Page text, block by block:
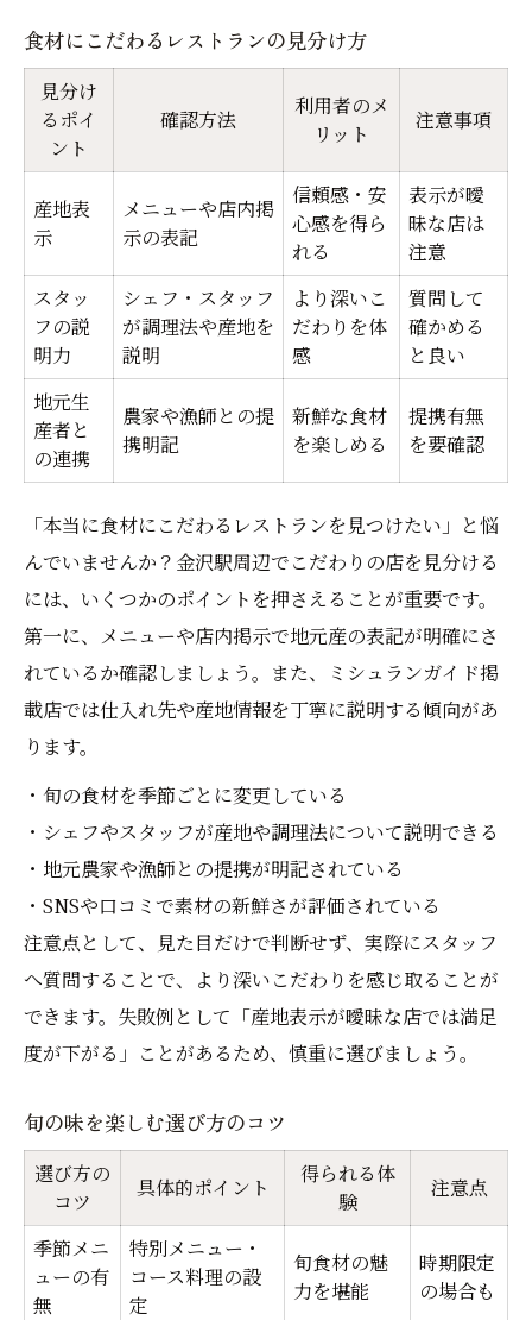
食材にこだわるレストランの見分け方
見分け
るポイ
ント
確認方法
利用者のメ
リット
注意事項
産地表
示
メニューや店内掲
示の表記
信頼感・安
心感を得ら
れる
表示が曖
昧な店は
注意
スタッ
フの説
明力
シェフ・スタッフ
が調理法や産地を
説明
より深いこ
だわりを体
感
質問して
確かめる
と良い
地元生
産者と
の連携
農家や漁師との提
携明記
新鮮な食材
を楽しめる
提携有無
を要確認
「本当に食材にこだわるレストランを見つけたい」と悩
んでいませんか？金沢駅周辺でこだわりの店を見分ける
には、いくつかのポイントを押さえることが重要です。
第一に、メニューや店内掲示で地元産の表記が明確にさ
れているか確認しましょう。また、ミシュランガイド掲
載店では仕入れ先や産地情報を丁寧に説明する傾向があ
ります。
・旬の食材を季節ごとに変更している
・シェフやスタッフが産地や調理法について説明できる
・地元農家や漁師との提携が明記されている
・SNSや口コミで素材の新鮮さが評価されている
注意点として、見た目だけで判断せず、実際にスタッフ
へ質問することで、より深いこだわりを感じ取ることが
できます。失敗例として「産地表示が曖昧な店では満足
度が下がる」ことがあるため、慎重に選びましょう。
旬の味を楽しむ選び方のコツ
選び方の
コツ
具体的ポイント
得られる体
験
注意点
季節メニ
ューの有
無
特別メニュー・
コース料理の設
定
旬食材の魅
力を堪能
時期限定
の場合も